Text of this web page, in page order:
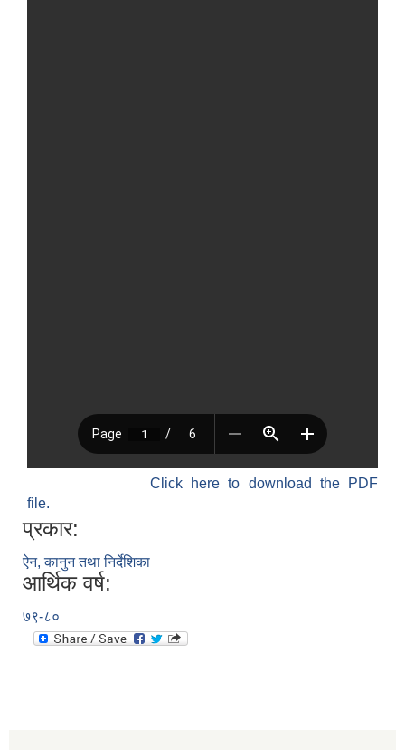
Click here to download the PDF
file.
प्रकार:
ऐन, कानुन तथा निर्देशिका
आर्थिक वर्ष:
७९-८०